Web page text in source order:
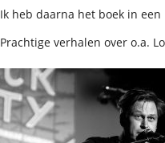
Ik heb daarna het boek in
Prachtige verhalen over o.a.